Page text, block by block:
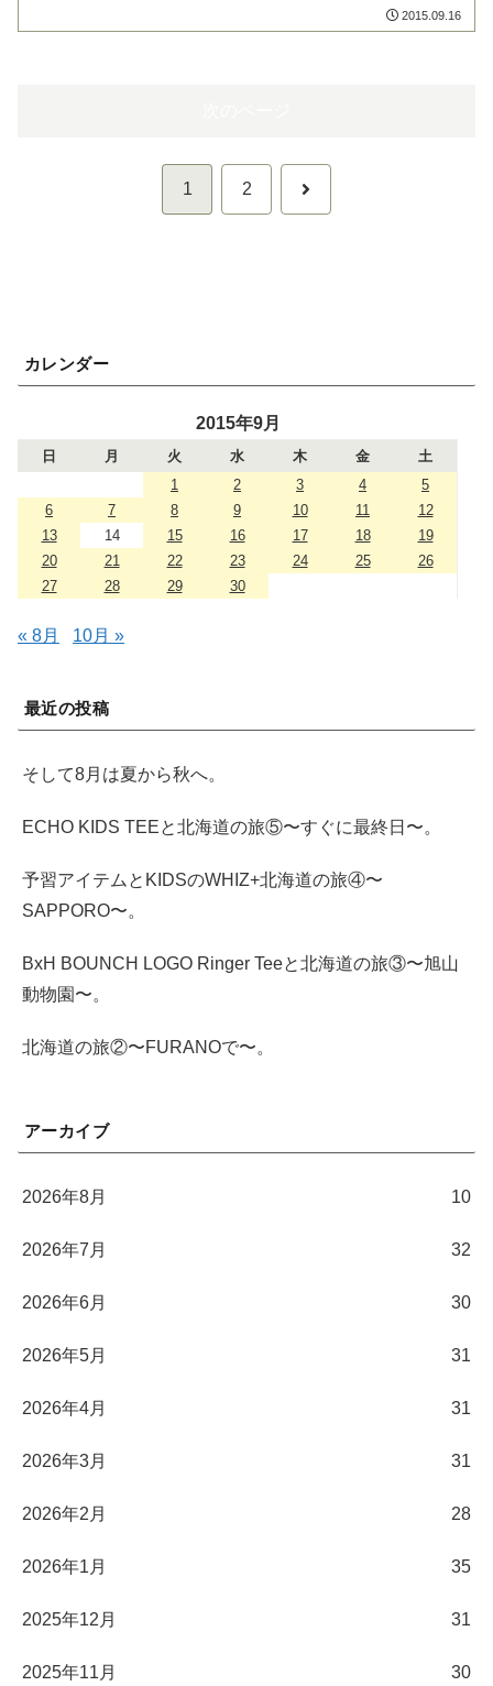
2015.09.16
1 2 次
カレンダー
2015年9月
日 月 火 水 木 金
土
1
2 3 4
5
6
7 8 9 10 11
12
13
14 15 16 17 18
19
20
21 22 23 24 25
26
27
28 29 30
« 8月 10月 »
最近の投稿
そして8月は夏から秋へ。
ECHO KIDS TEEと北海道の旅⑤〜すぐに最終日〜。
予習アイテムとKIDSのWHIZ+北海道の旅④〜
SAPPORO〜。
BxH BOUNCH LOGO Ringer Teeと北海道の旅③〜旭山
動物園〜。
北海道の旅②〜FURANOで〜。
アーカイブ
2026年8月 10
2026年7月 32
2026年6月 30
2026年5月 31
2026年4月 31
2026年3月 31
2026年2月 28
2026年1月 35
2025年12月 31
2025年11月 30